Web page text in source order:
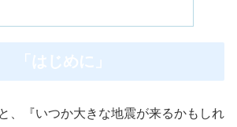
「はじめに」
、『いつか大きな地震が来るかもしれ